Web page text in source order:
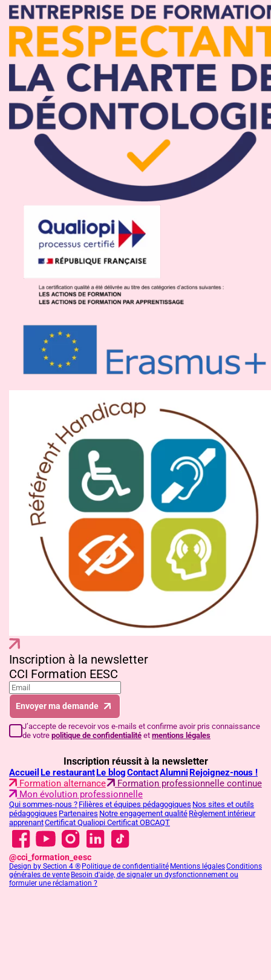
Inscription à la newsletter
CCI Formation EESC
Envoyer ma demande
J’accepte de recevoir vos e-mails et confirme avoir pris connaissance
de votre politique de confidentialité et mentions légales
Inscription réussit à la newsletter
Accueil Le restaurantLe blogContactAlumni Rejoignez-nous !
Formation alternance
Formation professionnelle continue
Mon évolution professionnelle
Qui sommes-nous ? Filières et équipes pédagogiques Nos sites et outils
pédagogiques Partenaires Notre engagement qualité Règlement intérieur
apprenantCertificat Qualiopi Certificat OBCAQT
@cci_formation_eesc
Design by Section 4 ® Politique de confidentialité Mentions légalesConditions
générales de vente Besoin d'aide, de signaler un dysfonctionnement ou
formuler une réclamation ?